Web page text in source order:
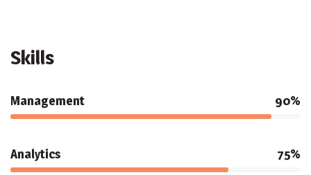
Skills
Management 90%
Analytics 75%